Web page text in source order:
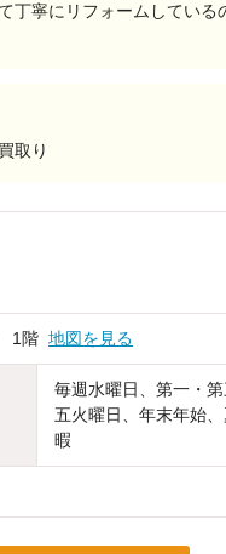
寧にリフォームしている
取り
1階 地図を見る
毎週水曜日、第一・
五火曜日、年末年始
暇